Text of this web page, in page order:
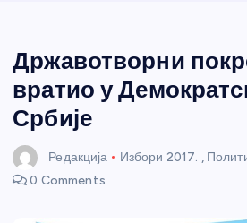
и
Државотворни
вратио у
Србије
Редакција Избори 2017. ,
0 Comments